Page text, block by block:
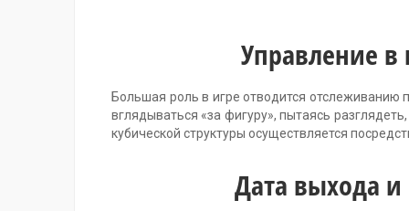
Управление в
Большая роль в игре отводится отслеживанию
вглядываться «за фигуру», пытаясь
кубической структуры осуществляется
Дата выхода и